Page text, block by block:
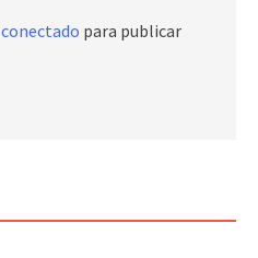
conectado para publicar